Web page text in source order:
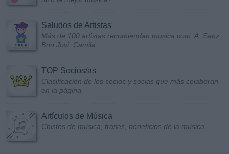
Saludos de Artistas
Más de 100 artistas recomiendan musica.com: A. Sanz,
Bon Jovi, Camila...
TOP Socios/as
Clasificación de los socios y socias que más colaboran
en la página
Artículos de Música
Chistes de música, frases, beneficios de la música...